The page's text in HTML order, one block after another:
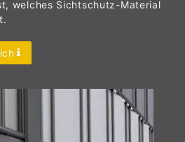
welches Sichtschutz-Material